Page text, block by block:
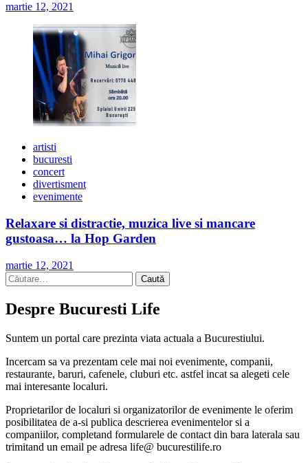
martie 12, 2021
artisti
bucuresti
concert
divertisment
evenimente
Relaxare si distractie, muzica live si mancare
gustoasa… la Hop Garden
martie 12, 2021
Caută
după:
Despre Bucuresti Life
Suntem un portal care prezinta viata actuala a Bucurestiului.
Incercam sa va prezentam cele mai noi evenimente, companii,
restaurante, baruri, cafenele, cluburi etc. astfel incat sa alegeti cele
mai interesante localuri.
Proprietarilor de localuri si organizatorilor de evenimente le oferim
posibilitatea de a-si publica descrierea evenimentelor si a
companiilor, completand formularele de contact din bara laterala sau
trimitand un email pe adresa life@ bucurestilife.ro